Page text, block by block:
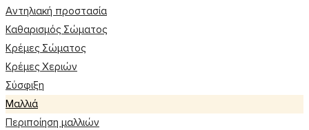
Αντηλιακή προστασία
Καθαρισμός Σώματος
Κρέμες Σώματος
Κρέμες Χεριών
Σύσφιξη
Mαλλιά
Περιποίηση μαλλιών